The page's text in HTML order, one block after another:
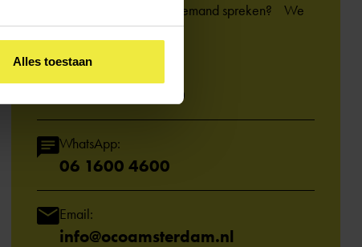
Alles toestaan
Kom je er niet uit of wil je iemand spreken? We
helpen je graag.
020 - 330 63 20
WhatsApp:
06 1600 4600
Email:
info@ocoamsterdam.nl